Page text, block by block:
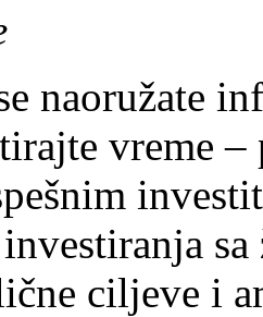
naoružate
vreme
ciljeve i